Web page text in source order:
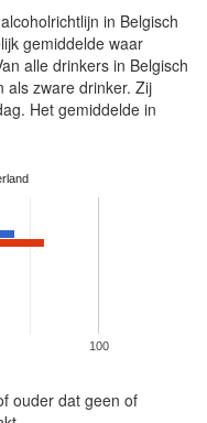
in Belgisch
gemiddelde waar
alle drinkers in Belgisch
als zware drinker. Zij
Het gemiddelde in
100
ouder dat geen of